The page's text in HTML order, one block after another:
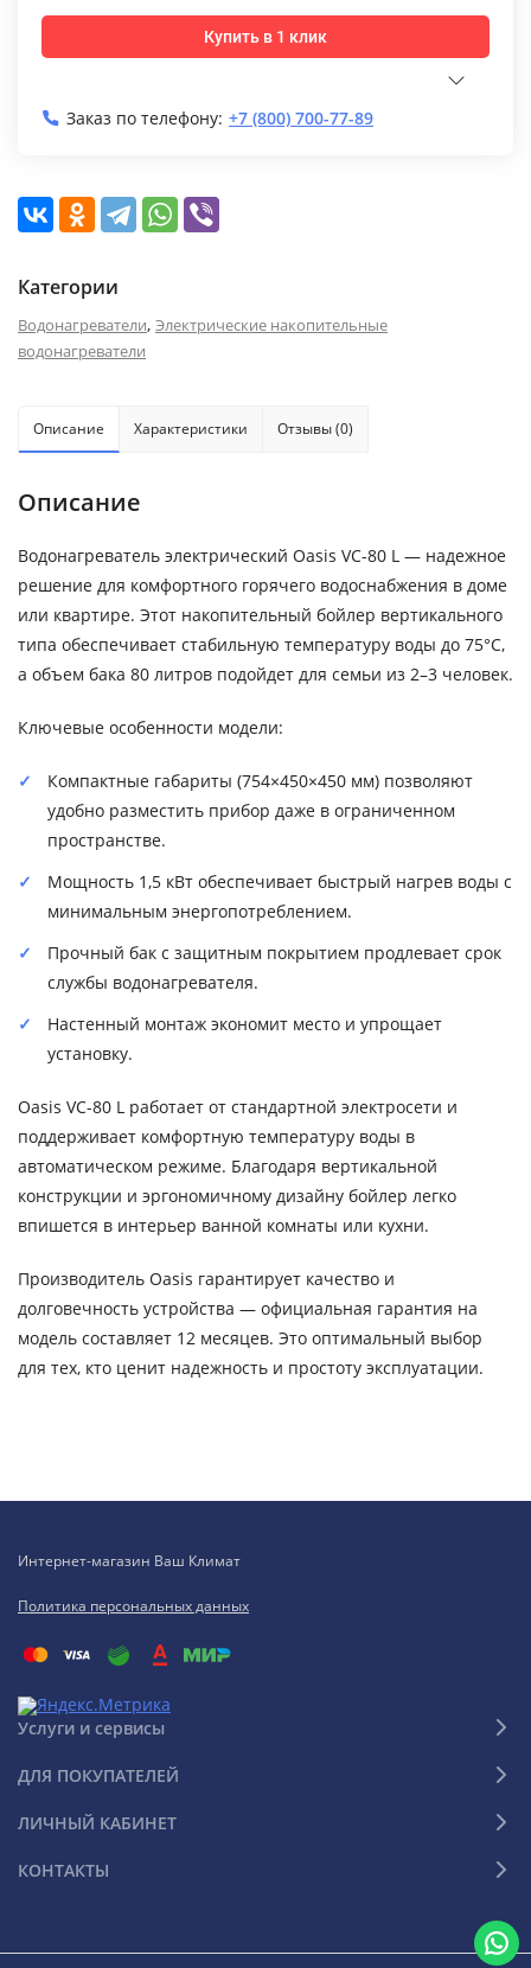
Купить в 1 клик
Заказ по телефону: +7 (800) 700-77-89
Категории
Водонагреватели, Электрические накопительные
водонагреватели
Описание Характеристики Отзывы (0)
Описание
Водонагреватель электрический Oasis VC-80 L — надежное
решение для комфортного горячего водоснабжения в доме
или квартире. Этот накопительный бойлер вертикального
типа обеспечивает стабильную температуру воды до 75°C,
а объем бака 80 литров подойдет для семьи из 2–3 человек.
Ключевые особенности модели:
Компактные габариты (754×450×450 мм) позволяют
удобно разместить прибор даже в ограниченном
пространстве.
Мощность 1,5 кВт обеспечивает быстрый нагрев воды с
минимальным энергопотреблением.
Прочный бак с защитным покрытием продлевает срок
службы водонагревателя.
Настенный монтаж экономит место и упрощает
установку.
Oasis VC-80 L работает от стандартной электросети и
поддерживает комфортную температуру воды в
автоматическом режиме. Благодаря вертикальной
конструкции и эргономичному дизайну бойлер легко
впишется в интерьер ванной комнаты или кухни.
Производитель Oasis гарантирует качество и
долговечность устройства — официальная гарантия на
модель составляет 12 месяцев. Это оптимальный выбор
для тех, кто ценит надежность и простоту эксплуатации.
Интернет-магазин Ваш Климат
Политика персональных данных
Услуги и сервисы
ДЛЯ ПОКУПАТЕЛЕЙ
ЛИЧНЫЙ КАБИНЕТ
КОНТАКТЫ